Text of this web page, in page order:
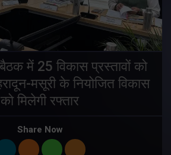
बैठक में 25 विकास प्रस्तावों को
मसूरी के नियोजित विकास
को मिलेगी रफ्तार
Share Now